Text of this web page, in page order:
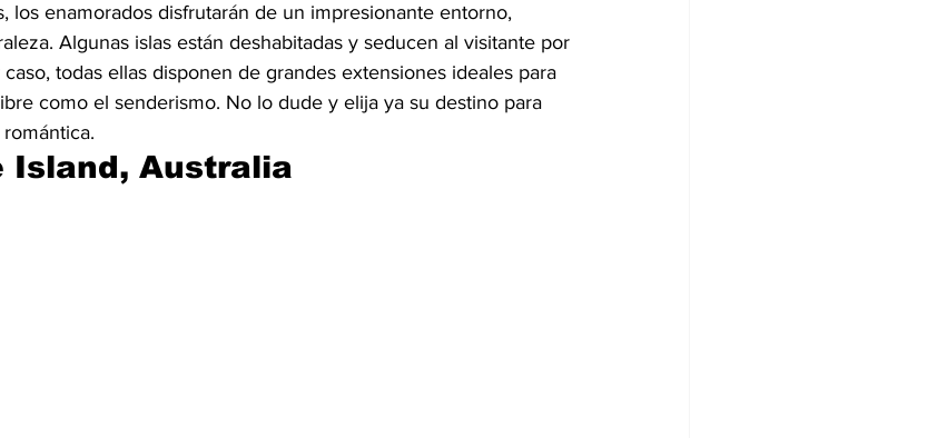
los enamorados disfrutarán de un impresionante entorno,
Algunas islas están deshabitadas y seducen al visitante por
todas ellas disponen de grandes extensiones ideales para
como el senderismo. No lo dude y elija ya su destino para
Island, Australia